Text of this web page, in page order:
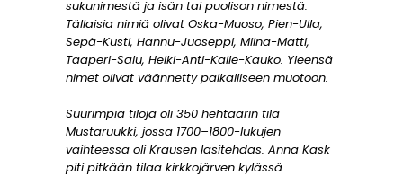
sukunimestä ja isän tai puolison nimestä.
Tällaisia nimiä olivat Oska-Muoso, Pien-Ulla,
Sepä-Kusti, Hannu-Juoseppi, Miina-Matti,
Taaperi-Salu, Heiki-Anti-Kalle-Kauko. Yleensä
nimet olivat väännetty paikalliseen muotoon.
Suurimpia tiloja oli 350 hehtaarin tila
Mustaruukki, jossa 1700–1800-lukujen
vaihteessa oli Krausen lasitehdas. Anna Kask
piti pitkään tilaa kirkkojärven kylässä.